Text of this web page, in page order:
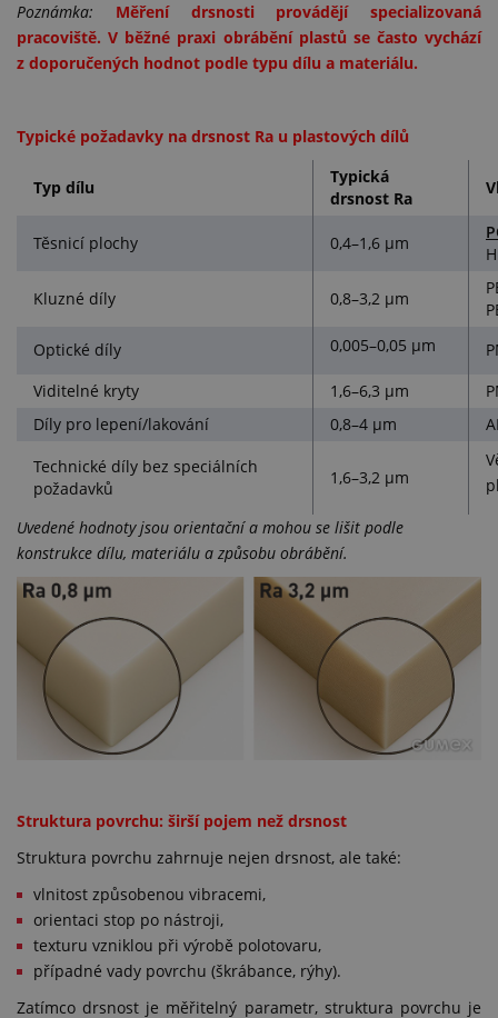
Poznámka:
Měření drsnosti provádějí specializovaná
pracoviště. V běžné praxi obrábění plastů se často vychází
z doporučených hodnot podle typu dílu a materiálu.
Typické požadavky na drsnost Ra u plastových dílů
Typ dílu
Typická
drsnost Ra
Těsnicí plochy 0,4–1,6 µm
Kluzné díly 0,8–3,2 µm
Optické díly
0,005–0,05 µm
Viditelné kryty
1,6–6,3 µm
Díly pro lepení/lakování
0,8–4 µm
Technické díly bez speciálních
požadavků
1,6–3,2 µm
Uvedené hodnoty jsou orientační a mohou se lišit podle
konstrukce dílu, materiálu a způsobu obrábění.
Struktura povrchu: širší pojem než drsnost
Struktura povrchu zahrnuje nejen drsnost, ale také:
vlnitost způsobenou vibracemi,
orientaci stop po nástroji,
texturu vzniklou při výrobě polotovaru,
případné vady povrchu (škrábance, rýhy).
Zatímco drsnost je měřitelný parametr, struktura povrchu je